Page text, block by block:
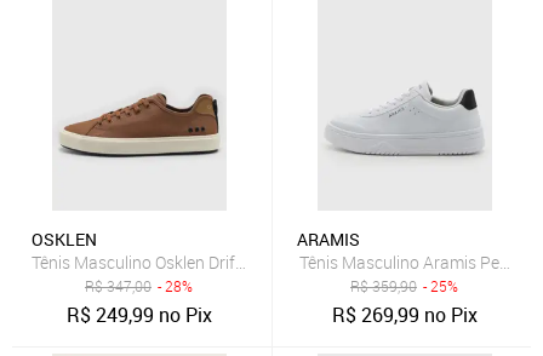
OSKLEN
Tênis Masculino Osklen Drift Marrom
R$347,00 - 28%
R$249,99 no Pix
ARAMIS
Tênis Masculino Aramis Peak
R$359,90 - 25%
R$269,99 no Pix